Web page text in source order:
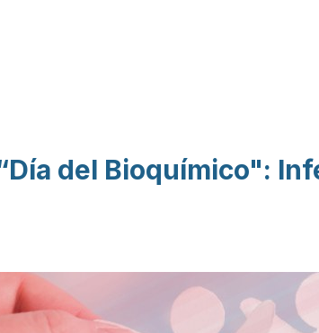
del Bioquímico":